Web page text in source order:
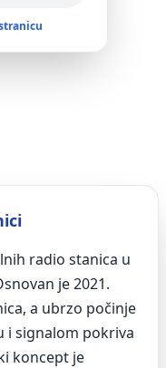
radio stanica u
je 2021.
a ubrzo počinje
i signalom pokriva
koncept je